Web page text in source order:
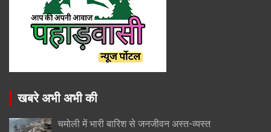
खबरे अभी अभी की
चमोली में भारी बारिश से जनजीवन अस्त-व्यस्त